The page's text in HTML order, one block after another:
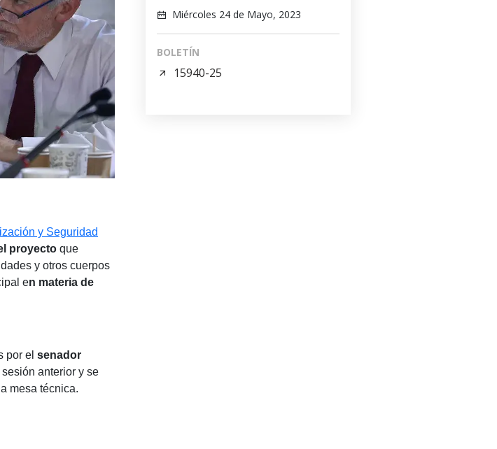
y Seguridad
proyecto que
y otros cuerpos
en materia de
por el senador
anterior y se
mesa técnica.
Miércoles 24 de Mayo, 2023
BOLETÍN
15940-25